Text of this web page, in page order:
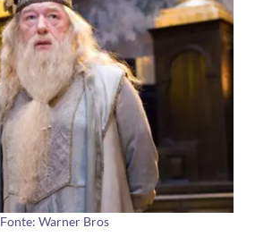
Fonte: Warner Bros